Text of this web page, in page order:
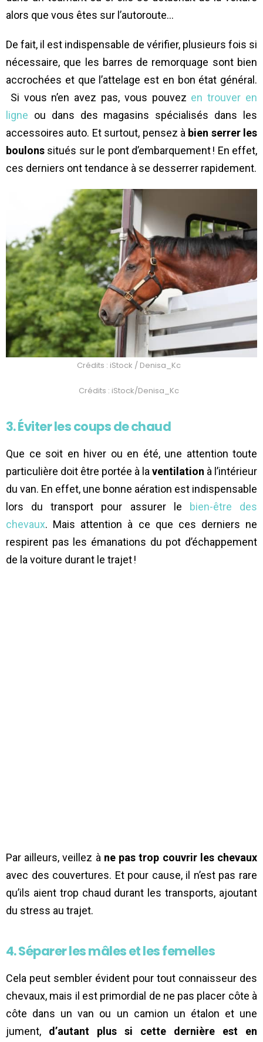
alors que vous êtes sur l’autoroute…
De fait, il est indispensable de vérifier, plusieurs fois si
nécessaire, que les barres de remorquage sont bien
accrochées et que l’attelage est en bon état général.
Si vous n’en avez pas, vous pouvez en trouver en
ligne ou dans des magasins spécialisés dans les
accessoires auto. Et surtout, pensez à bien serrer les
boulons situés sur le pont d’embarquement ! En effet,
ces derniers ont tendance à se desserrer rapidement.
Crédits : iStock / Denisa_Kc
Crédits : iStock/Denisa_Kc
3. Éviter les coups de chaud
Que ce soit en hiver ou en été, une attention toute
particulière doit être portée à laventilation à l’intérieur
du van. En effet, une bonne aération est indispensable
lors du transport pour assurer le
bien-être des
chevaux. Mais attention à ce que ces derniers ne
respirent pas les émanations du pot d’échappement
de la voiture durant le trajet !
Par ailleurs, veillez à ne pas trop couvrir les chevaux
avec des couvertures. Et pour cause, il n’est pas rare
qu’ils aient trop chaud durant les transports, ajoutant
du stress au trajet.
4. Séparer les mâles et les femelles
Cela peut sembler évident pour tout connaisseur des
chevaux, mais il est primordial de ne pas placer côte à
côte dans un van ou un camion un étalon et une
jument, d’autant plus si cette dernière est en